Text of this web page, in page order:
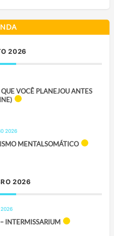
2026
VOCÊ PLANEJOU ANTES
2026
MENTALSOMÁTICO
2026
INTERMISSARIUM